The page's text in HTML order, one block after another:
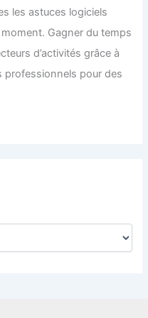
les astuces logiciels
Gagner du temps
d’activités grâce à
professionnels pour des